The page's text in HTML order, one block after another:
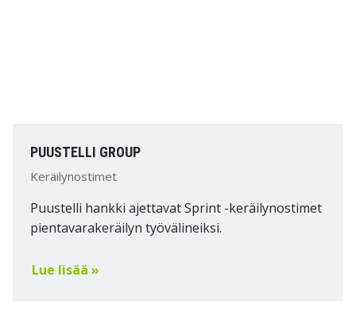
PUUSTELLI GROUP
Keräilynostimet
Puustelli hankki ajettavat Sprint -keräilynostimet
pientavarakeräilyn työvälineiksi.
Lue lisää »